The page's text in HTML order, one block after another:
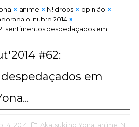
anime N! drops
opinião
outubro 2014
sentimentos despedaçados em
#62:
em
14, 2014 ,Akatsuki no Yona ,anime ,N!